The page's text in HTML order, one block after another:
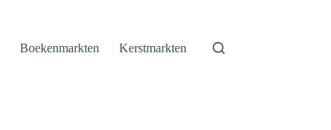
Boekenmarkten Kerstmarkten